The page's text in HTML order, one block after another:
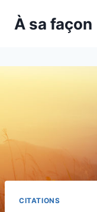
À sa façon
CITATIONS